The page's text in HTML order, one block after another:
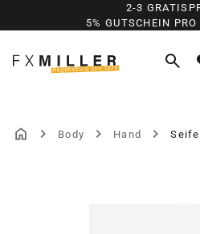
Zum Hauptinhalt springen
2-3
5% GUTSCHEIN PRO
Body Hand